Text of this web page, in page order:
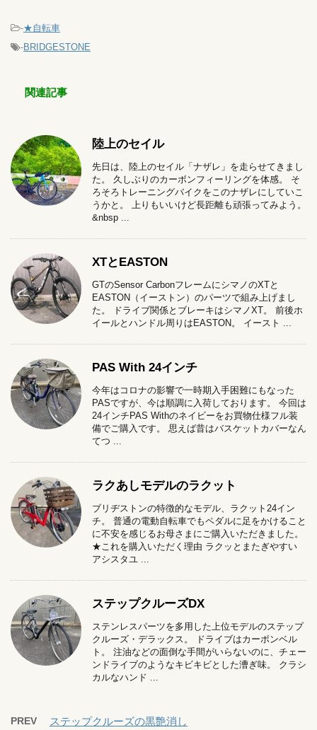
-★自転車
-BRIDGESTONE
関連記事
陸上のセイル
先日は、陸上のセイル「ナザレ」を走らせてきまし
た。 久しぶりのカーボンフィーリングを体感。 そ
ろそろトレーニングバイクをこのナザレにしていこ
うかと。 上りもいいけど長距離も頑張ってみよう。
&nbsp ...
XTとEASTON
GTのSensor CarbonフレームにシマノのXTと
EASTON（イーストン）のパーツで組み上げまし
た。 ドライブ関係とブレーキはシマノXT。 前後ホ
イールとハンドル周りはEASTON。 イースト ...
PAS With 24インチ
今年はコロナの影響で一時期入手困難にもなった
PASですが、今は順調に入荷しております。 今回は
24インチPAS Withのネイビーをお買物仕様フル装
備でご購入です。 思えば昔はバスケットカバーなん
てつ ...
ラクあしモデルのラクット
ブリヂストンの特徴的なモデル、ラクット24イン
チ。 普通の電動自転車でもペダルに足をかけること
に不安を感じるお母さまにご購入いただきました。
★これを購入いただく理由 ラクッとまたぎやすい
アシスタユ ...
ステップクルーズDX
ステンレスパーツを多用した上位モデルのステップ
クルーズ・デラックス。 ドライブはカーボンベル
ト。 注油などの面倒な手間がいらないのに、チェー
ンドライブのようなキビキビとした漕ぎ味。 クラシ
カルなハンド ...
PREV ステップクルーズの黒艶消し